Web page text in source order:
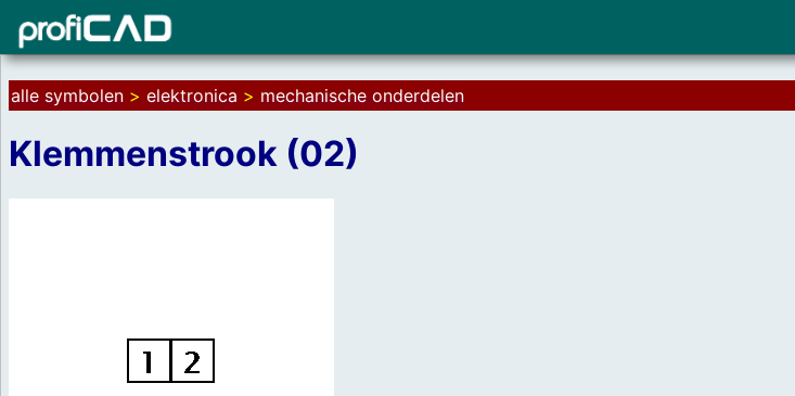
alle symbolen > elektronica > mechanische onderdelen
Klemmenstrook (02)